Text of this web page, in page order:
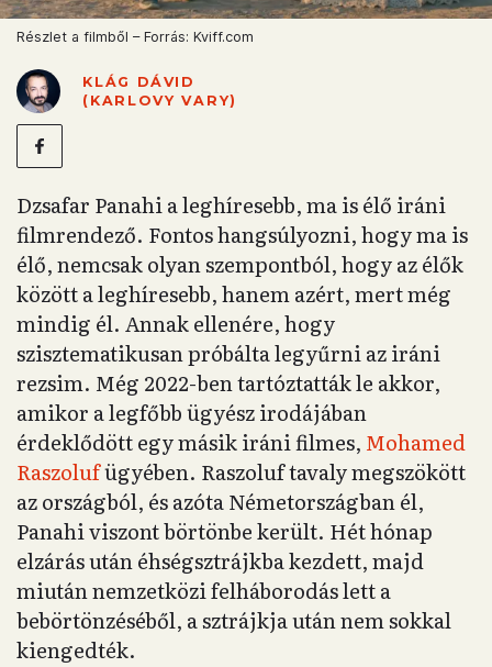
Részlet a filmből – Forrás: Kviff.com
KLÁG DÁVID
(KARLOVY VARY)
Dzsafar Panahi a leghíresebb, ma is élő iráni
filmrendező. Fontos hangsúlyozni, hogy ma is
élő, nemcsak olyan szempontból, hogy az élők
között a leghíresebb, hanem azért, mert még
mindig él. Annak ellenére, hogy
szisztematikusan próbálta legyűrni az iráni
rezsim. Még 2022-ben tartóztatták le akkor,
amikor a legfőbb ügyész irodájában
érdeklődött egy másik iráni filmes, Mohamed
Raszolufügyében. Raszoluf tavaly megszökött
az országból, és azóta Németországban él,
Panahi viszont börtönbe került. Hét hónap
elzárás után éhségsztrájkba kezdett, majd
miután nemzetközi felháborodás lett a
bebörtönzéséből, a sztrájkja után nem sokkal
kiengedték.